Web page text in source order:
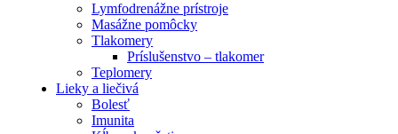
Lymfodrenážne prístroje
Masážne pomôcky
Tlakomery
Príslušenstvo – tlakomer
Teplomery
Lieky a liečivá
Bolesť
Imunita